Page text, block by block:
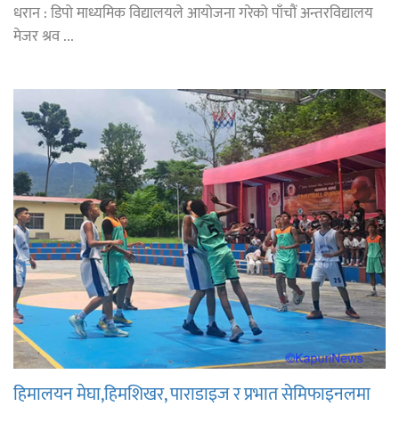
धरान : डिपो माध्यमिक विद्यालयले आयोजना गरेको पाँचौं अन्तरविद्यालय
मेजर श्रव ...
हिमालयन मेघा,हिमशिखर, पाराडाइज र प्रभात सेमिफाइनलमा